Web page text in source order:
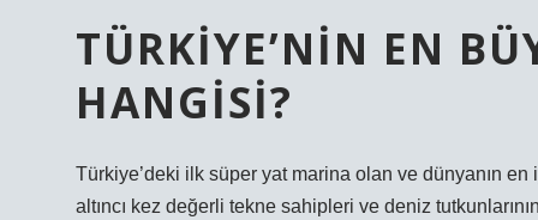
TÜRKIYE’NIN EN
HANGISI?
Türkiye’deki ilk süper yat marina olan ve dünyanın
altıncı kez değerli tekne sahipleri ve deniz